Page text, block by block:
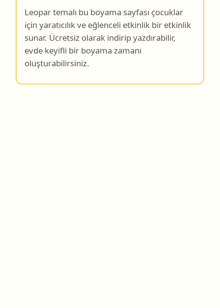
sunar. Ücretsiz olarak indirip yazdırabilir,
evde keyifli bir boyama zamanı
oluşturabilirsiniz.